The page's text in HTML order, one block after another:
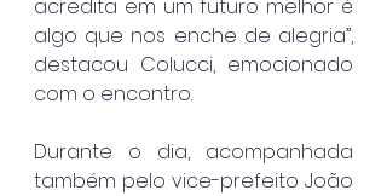
acredita em um futuro melhor é
algo que nos enche de alegria”,
destacou Colucci, emocionado
com o encontro.
Durante o dia, acompanhada
também pelo vice-prefeito João